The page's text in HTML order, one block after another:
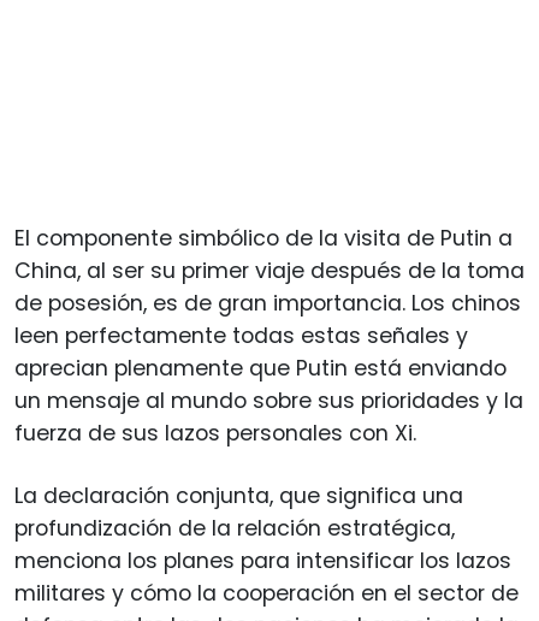
El componente simbólico de la visita de Putin a
China, al ser su primer viaje después de la toma
de posesión, es de gran importancia. Los chinos
leen perfectamente todas estas señales y
aprecian plenamente que Putin está enviando
un mensaje al mundo sobre sus prioridades y la
fuerza de sus lazos personales con Xi.
La declaración conjunta, que significa una
profundización de la relación estratégica,
menciona los planes para intensificar los lazos
militares y cómo la cooperación en el sector de